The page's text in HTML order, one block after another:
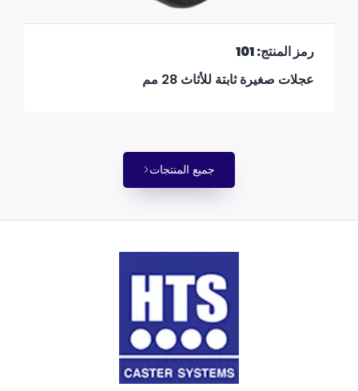
رمز المنتج: 101
عجلات صغيرة ثابتة للأثاث 28 مم
جميع المنتجات